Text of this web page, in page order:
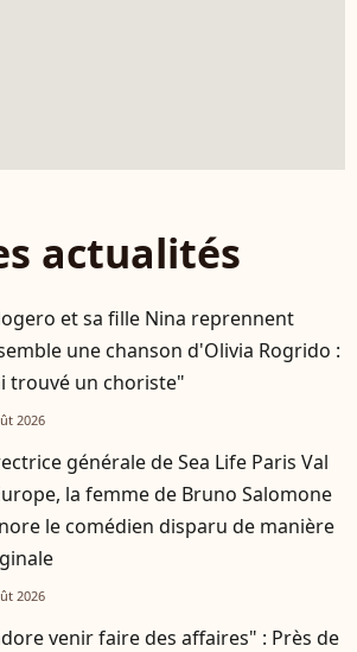
actualités
et sa fille Nina reprennent
une chanson d'Olivia Rogrido :
trouvé un choriste"
2026
générale de Sea Life Paris Val
la femme de Bruno Salomone
le comédien disparu de manière
2026
venir faire des affaires" : Près de